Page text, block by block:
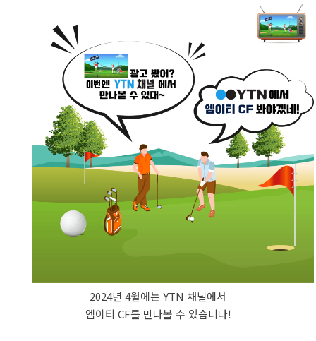
2024년 4월에는 YTN 채널에서
엠이티 CF를 만나볼 수 있습니다!